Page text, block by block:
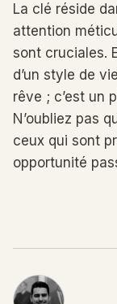
La clé réside
attention
sont cruciales.
d’un style de
rêve ; c’est un
N’oubliez pas
ceux qui sont
opportunité